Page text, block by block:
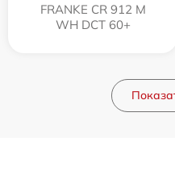
FRANKE CR 912 M
WH DCT 60+